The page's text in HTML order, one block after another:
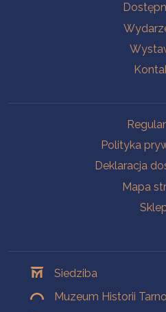
Polityka
Deklaracja
Mapa
Siedziba
Muzeum Historii